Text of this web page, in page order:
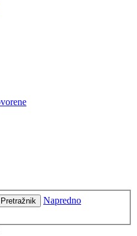
Pretražnik
Napredno